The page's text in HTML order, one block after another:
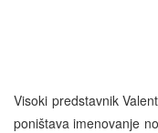
Visoki predstavnik
poništava imenovanje